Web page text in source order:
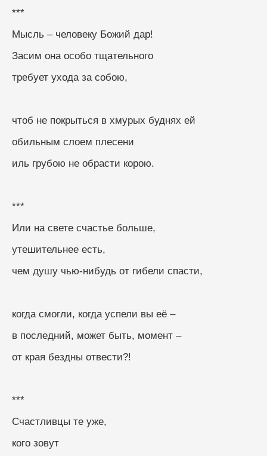
***
Мысль – человеку Божий дар!
Засим она особо тщательного
требует ухода за собою,
чтоб не покрыться в хмурых буднях ей
обильным слоем плесени
иль грубою не обрасти корою.
***
Или на свете счастье больше,
утешительнее есть,
чем душу чью-нибудь от гибели спасти,
когда смогли, когда успели вы её –
в последний, может быть, момент –
от края бездны отвести?!
***
Счастливцы те уже,
кого зовут